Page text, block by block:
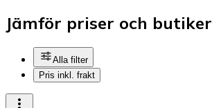
Jämför priser och butiker
Alla filter
Pris inkl. frakt